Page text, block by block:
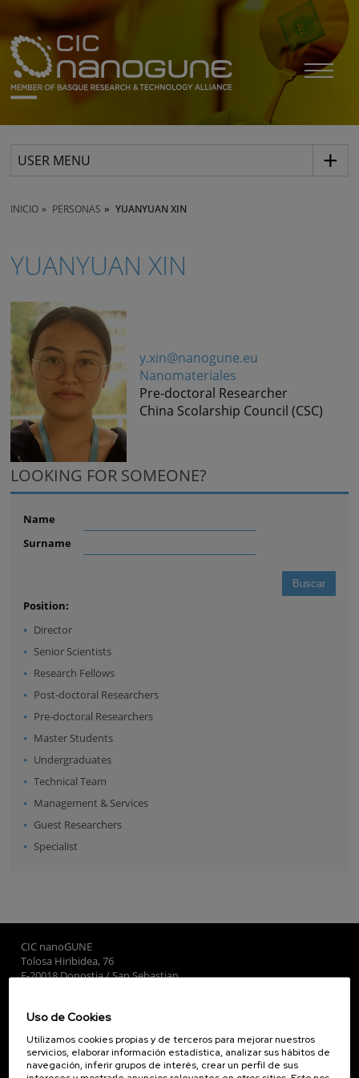
USER MENU
INICIO PERSONAS YUANYUAN XIN
YUANYUAN XIN
y.xin@nanogune.eu
Nanomateriales
Pre-doctoral Researcher
China Scolarship Council (CSC)
LOOKING FOR SOMEONE?
Name
Surname
Position:
Director
Senior Scientists
Research Fellows
Post-doctoral Researchers
Pre-doctoral Researchers
Master Students
Undergraduates
Technical Team
Management & Services
Guest Researchers
Specialist
CIC nanoGUNE
Tolosa Hiribidea, 76
E-20018 Donostia / San Sebastian
Subscribe to our Newsletter
nanoGUNE
Uso de Cookies
Utilizamos cookies propias y de terceros para mejorar nuestros
servicios, elaborar información estadística, analizar sus hábitos de
navegación, inferir grupos de interés, crear un perfil de sus